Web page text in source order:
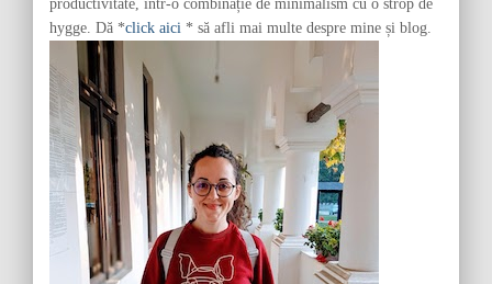
productivitate, într-o combinație de minimalism cu o strop de
hygge. Dă *click aici * să afli mai multe despre mine și blog.